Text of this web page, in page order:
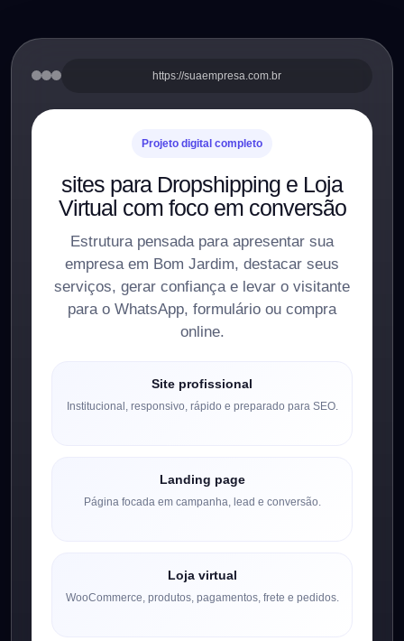
https://suaempresa.com.br
Projeto digital completo
sites para Dropshipping e Loja
Virtual com foco em conversão
Estrutura pensada para apresentar sua
empresa em Bom Jardim, destacar seus
serviços, gerar confiança e levar o visitante
para o WhatsApp, formulário ou compra
online.
Site profissional
Institucional, responsivo, rápido e preparado para SEO.
Landing page
Página focada em campanha, lead e conversão.
Loja virtual
WooCommerce, produtos, pagamentos, frete e pedidos.